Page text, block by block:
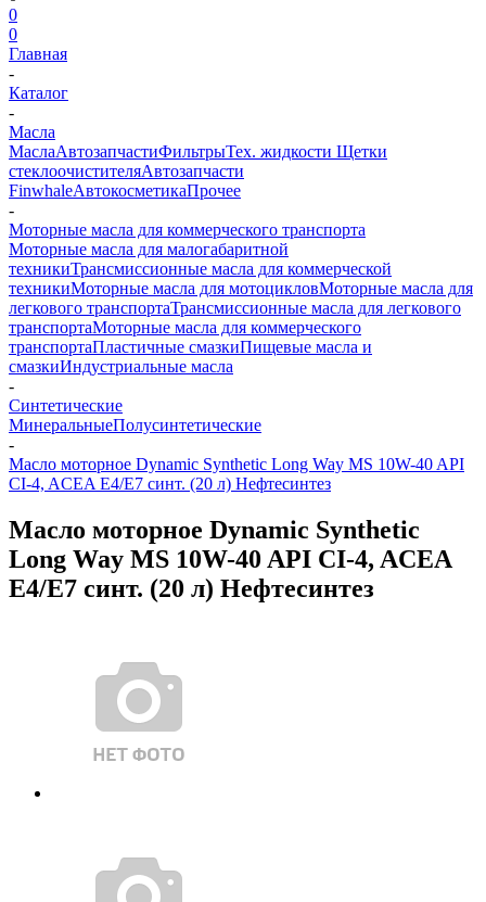
0
0
Главная
-
Каталог
-
Масла
МаслаАвтозапчастиФильтрыТех. жидкости Щетки
стеклоочистителяАвтозапчасти
FinwhaleАвтокосметикаПрочее
-
Моторные масла для коммерческого транспорта
Моторные масла для малогабаритной
техникиТрансмиссионные масла для коммерческой
техникиМоторные масла для мотоцикловМоторные масла для
легкового транспортаТрансмиссионные масла для легкового
транспортаМоторные масла для коммерческого
транспортаПластичные смазкиПищевые масла и
смазкиИндустриальные масла
-
Синтетические
МинеральныеПолусинтетические
-
Масло моторное Dynamic Synthetic Long Way MS 10W-40 API
CI-4, ACEA E4/E7 синт. (20 л) Нефтесинтез
Масло моторное Dynamic Synthetic
Long Way MS 10W-40 API CI-4, ACEA
E4/E7 синт. (20 л) Нефтесинтез